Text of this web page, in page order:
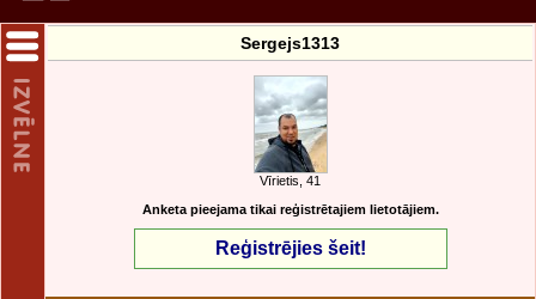
Sergejs1313
Vīrietis, 41
Anketa pieejama tikai reģistrētajiem lietotājiem.
Reģistrējies šeit!